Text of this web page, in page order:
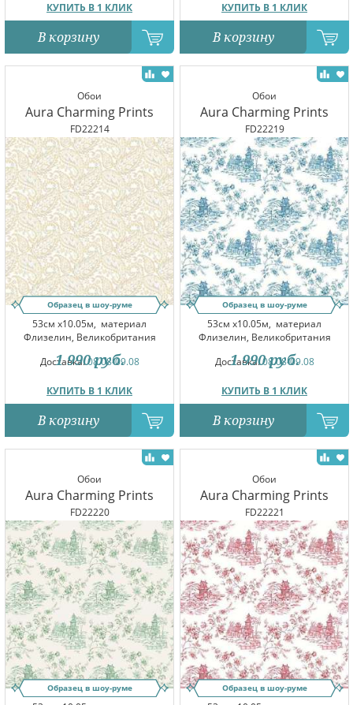
КУПИТЬ В 1 КЛИК
В корзину
КУПИТЬ В 1 КЛИК
В корзину
Обои
Aura Charming Prints
FD22214
Образец в шоу-руме
53см x10.05м, материал
Флизелин, Великобритания
Доставка:08.08-09.08
КУПИТЬ В 1 КЛИК
1 990 руб.
В корзину
Обои
Aura Charming Prints
FD22219
Образец в шоу-руме
53см x10.05м, материал
Флизелин, Великобритания
Доставка:08.08-09.08
КУПИТЬ В 1 КЛИК
1 990 руб.
В корзину
Обои
Aura Charming Prints
FD22220
Образец в шоу-руме
Обои
Aura Charming Prints
FD22221
Образец в шоу-руме